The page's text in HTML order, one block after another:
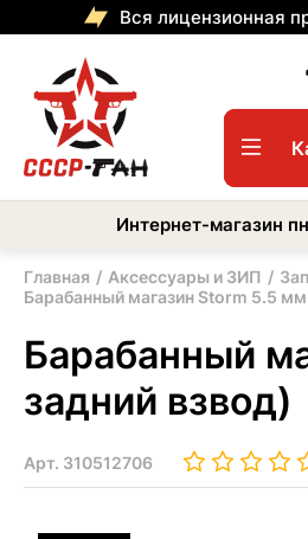
Вся лицензионная
Интернет-магазин
Главная Аксессуары и ЗИП
Барабанный магазин Storm 5.5
Барабанный
задний взвод)
Арт. 310512706